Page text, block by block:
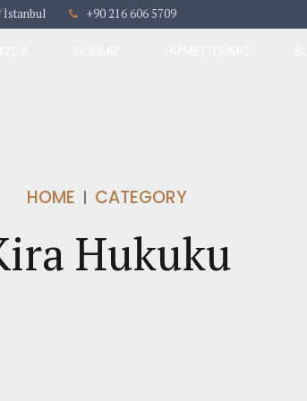
İstanbul +90 216 606 5709
HOME CATEGORY
Hukuku